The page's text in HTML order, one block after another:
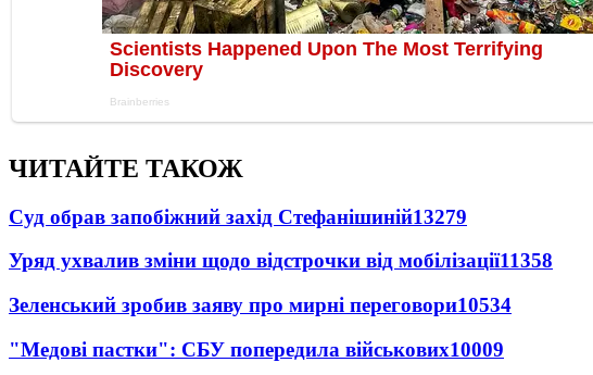
ЧИТАЙТЕ ТАКОЖ
Суд обрав запобіжний захід Стефанішиній13279
Уряд ухвалив зміни щодо відстрочки від мобілізації11358
Зеленський зробив заяву про мирні переговори10534
"Медові пастки": СБУ попередила військових10009